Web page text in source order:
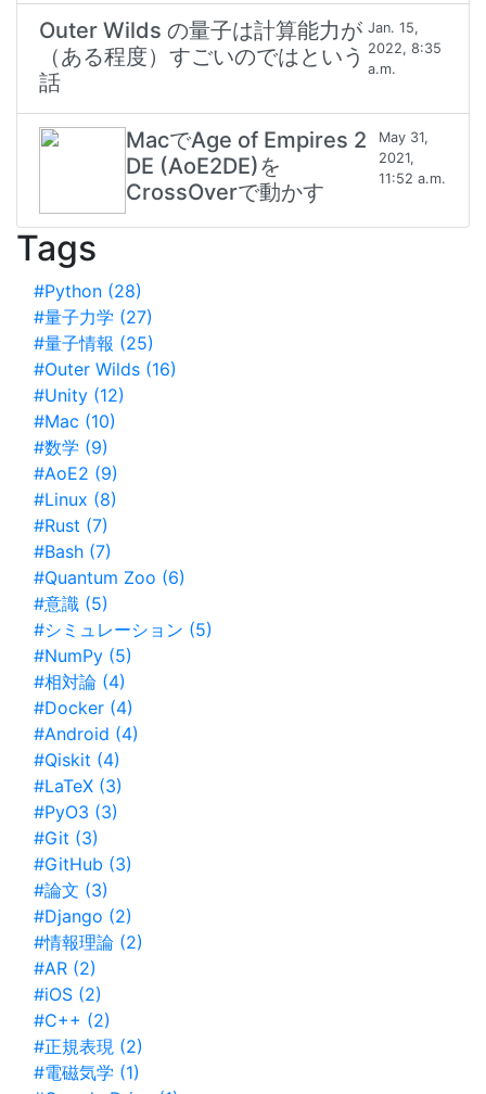
Outer Wilds の量子は計算能力が
（ある程度）すごいのではという
話
Jan. 15,
2022, 8:35
a.m.
MacでAge of Empires 2
DE (AoE2DE)を
CrossOverで動かす
May 31,
2021,
11:52 a.m.
Tags
#Python (28)
#量子力学 (27)
#量子情報 (25)
#Outer Wilds (16)
#Unity (12)
#Mac (10)
#数学 (9)
#AoE2 (9)
#Linux (8)
#Rust (7)
#Bash (7)
#Quantum Zoo (6)
#意識 (5)
#シミュレーション (5)
#NumPy (5)
#相対論 (4)
#Docker (4)
#Android (4)
#Qiskit (4)
#LaTeX (3)
#PyO3 (3)
#Git (3)
#GitHub (3)
#論文 (3)
#Django (2)
#情報理論 (2)
#AR (2)
#iOS (2)
#C++ (2)
#正規表現 (2)
#電磁気学 (1)